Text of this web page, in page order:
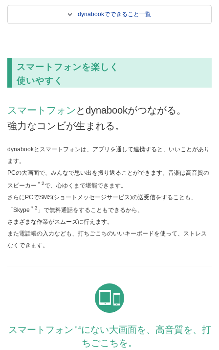
dynabookでできること一覧
スマートフォンを楽しく
使いやすく
スマートフォンとdynabookがつながる。
強力なコンビが生まれる。
dynabookとスマートフォンは、アプリを通して連携すると、いいことがあり
ます。
PCの大画面で、みんなで思い出を振り返ることができます。音楽は高音質の
スピーカー ＊2で、心ゆくまで堪能できます。
さらにPCでSMS(ショートメッセージサービス)の送受信をすることも、
「Skype ＊3 」で無料通話をすることもできるから、
さまざまな作業がスムーズに行えます。
また電話帳の入力なども、打ちごこちのいいキーボードを使って、ストレス
なくできます。
スマートフォン ＊4にない大画面を、高音質を、打
ちごこちを。